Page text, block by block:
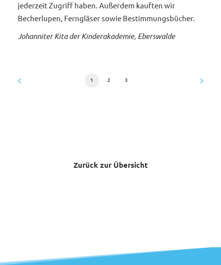
jederzeit Zugriff haben. Außerdem kauften wir
Becherlupen, Ferngläser sowie Bestimmungsbücher.
Johanniter Kita der Kinderakademie, Eberswalde
1 2 3
Zurück zur Übersicht